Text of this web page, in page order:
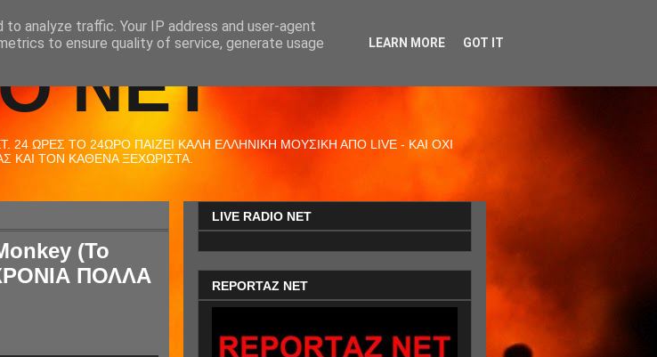
NET
ΩΡΕΣ ΤΟ 24ΩΡΟ ΠΑΙΖΕΙ ΚΑΛΗ ΕΛΛΗΝΙΚΗ ΜΟΥΣΙΚΗ ΑΠΟ LIVE - ΚΑΙ ΟΧΙ
ΚΑΙ ΤΟΝ ΚΑΘΕΝΑ ΞΕΧΩΡΙΣΤΑ.
(Το
ΧΡΟΝΙΑ ΠΟΛΛΑ
LIVE RADIO NET
REPORTAZ NET
analyze traffic. Your IP address and user-agent
to ensure quality of service, generate usage
LEARN MORE GOT IT